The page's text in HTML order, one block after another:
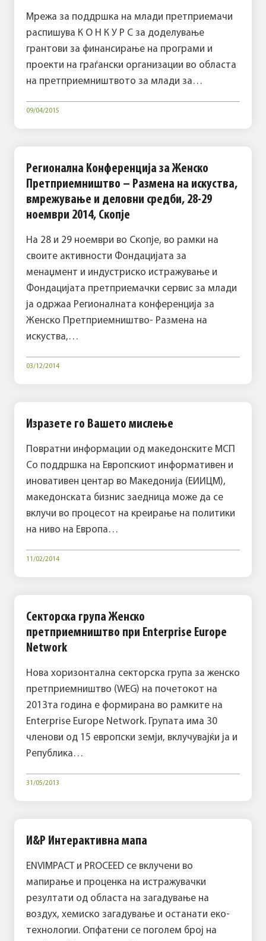
Мрежа за поддршка на млади претприемачи
распишува К О Н К У Р С за доделување
грантови за финансирање на програми и
проекти на граѓански организации во областа
на претприемништвото за млади за…
09/04/2015
Регионална Конференција за Женско
Претприемништво – Размена на искуства,
вмрежување и деловни средби, 28-29
ноември 2014, Скопје
На 28 и 29 ноември во Скопје, во рамки на
своите активности Фондацијата за
менаџмент и индустриско истражување и
Фондацијата претприемачки сервис за млади
ја одржаа Регионалната конференција за
Женско Претприемништво- Размена на
искуства,…
03/12/2014
Изразете го Вашето мислење
Повратни информации од македонските МСП
Со поддршка на Европскиот информативен и
иновативен центар во Македонија (ЕИИЦМ),
македонската бизнис заедница може да се
вклучи во процесот на креирање на политики
на ниво на Европа…
11/02/2014
Секторска група Женско
претприемништво при Enterprise Europe
Network
Нова хоризонтална секторска група за женско
претприемништво (WEG) на почетокот на
2013та година е формирана во рамките на
Enterprise Europe Network. Групата има 30
членови од 15 европски земји, вклучувајќи ја и
Република…
31/05/2013
И&Р Интерактивна мапа
ENVIMPACT и PROCEED се вклучени во
мапирање и проценка на истражувачки
резултати од областа на загадување на
воздух, хемиско загадување и останати еко-
технологии. Опфатени се поголем број на